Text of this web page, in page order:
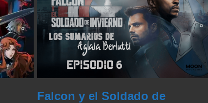
Falcon y el Soldado de